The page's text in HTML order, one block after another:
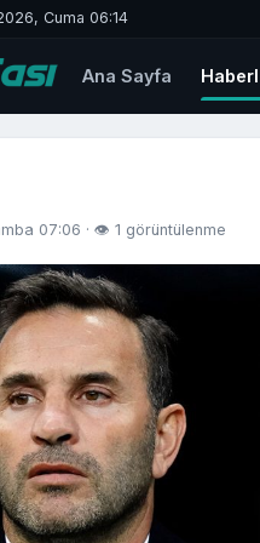
Cuma 06:14
Ana Sayfa
07:06 · 👁 1 görüntülenme